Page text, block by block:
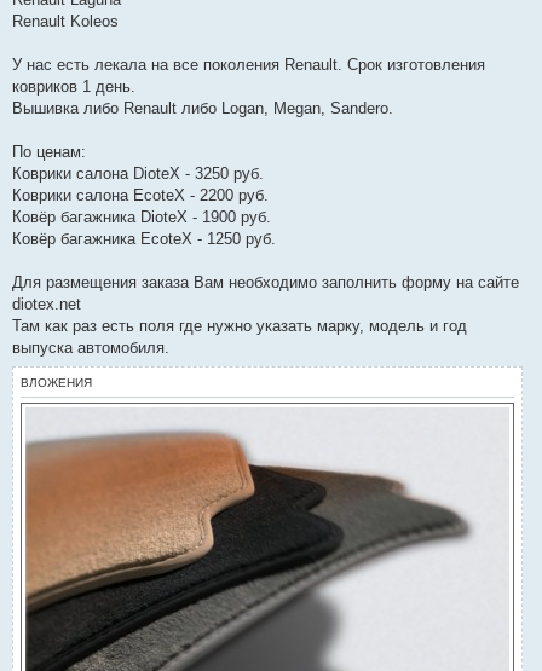
Renault Koleos
У нас есть лекала на все поколения Renault. Срок изготовления
ковриков 1 день.
Вышивка либо Renault либо Logan, Megan, Sandero.
По ценам:
Коврики салона DioteX - 3250 руб.
Коврики салона EcoteX - 2200 руб.
Ковёр багажника DioteX - 1900 руб.
Ковёр багажника EcoteX - 1250 руб.
Для размещения заказа Вам необходимо заполнить форму на сайте
diotex.net
Там как раз есть поля где нужно указать марку, модель и год
выпуска автомобиля.
ВЛОЖЕНИЯ